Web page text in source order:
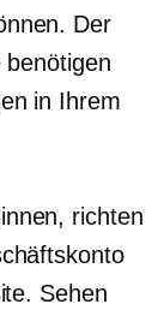
Der
in Ihrem
richten
Sehen